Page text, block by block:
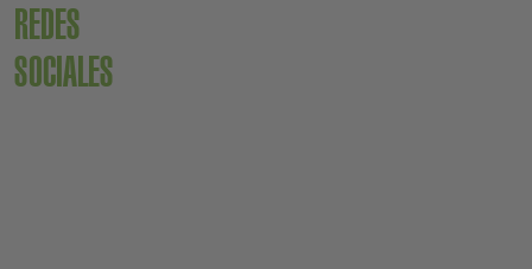
REDES
SOCIALES